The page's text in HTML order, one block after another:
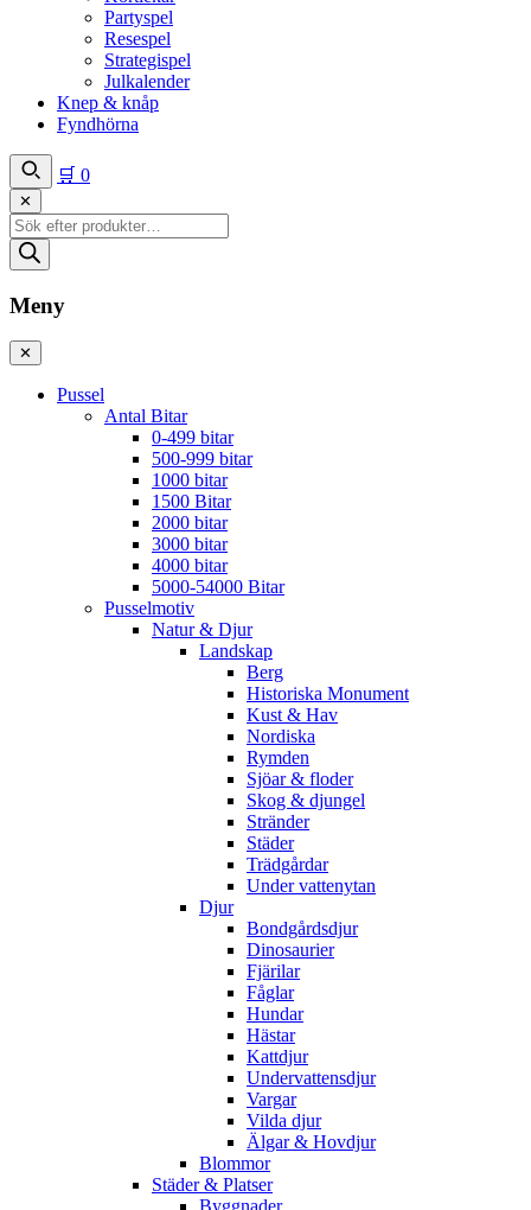
Partyspel
Resespel
Strategispel
Julkalender
Knep & knåp
Fyndhörna
🛒 0
✕
Produktsökning
Meny
✕
Pussel
Antal Bitar
0-499 bitar
500-999 bitar
1000 bitar
1500 Bitar
2000 bitar
3000 bitar
4000 bitar
5000-54000 Bitar
Pusselmotiv
Natur & Djur
Landskap
Berg
Historiska Monument
Kust & Hav
Nordiska
Rymden
Sjöar & floder
Skog & djungel
Stränder
Städer
Trädgårdar
Under vattenytan
Djur
Bondgårdsdjur
Dinosaurier
Fjärilar
Fåglar
Hundar
Hästar
Kattdjur
Undervattensdjur
Vargar
Vilda djur
Älgar & Hovdjur
Blommor
Städer & Platser